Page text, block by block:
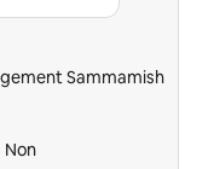
Sammamish
Non